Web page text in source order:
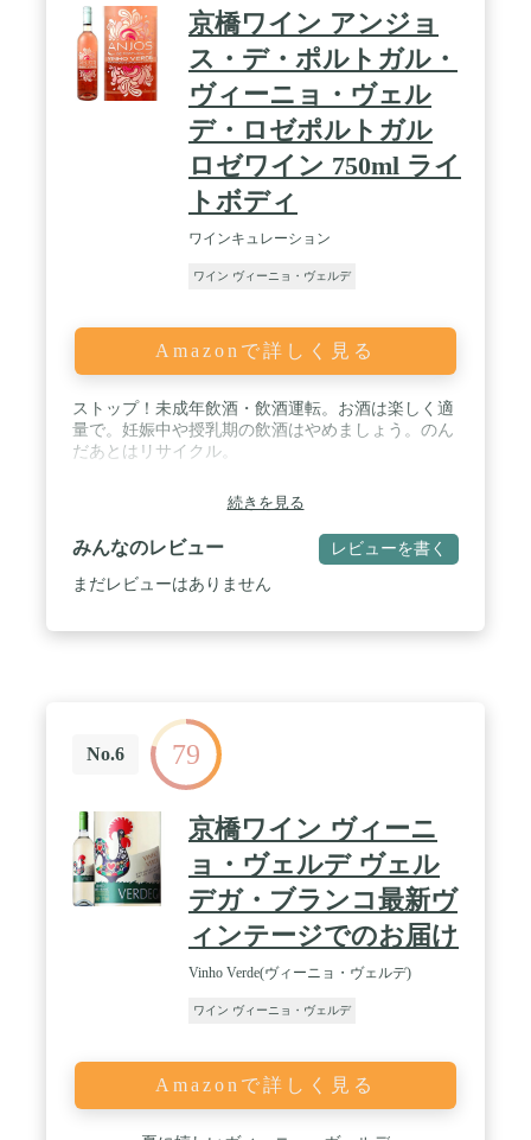
京橋ワイン アンジョ
ス・デ・ポルトガル・
ヴィーニョ・ヴェル
デ・ロゼポルトガル
ロゼワイン 750ml ライ
トボディ
ワインキュレーション
ワイン ヴィーニョ・ヴェルデ
Amazonで詳しく見る
ストップ！未成年飲酒・飲酒運転。お酒は楽しく適
量で。妊娠中や授乳期の飲酒はやめましょう。のん
だあとはリサイクル。
続きを見る
みんなのレビュー レビューを書く
まだレビューはありません
No.6 79
京橋ワイン ヴィーニ
ョ・ヴェルデ ヴェル
デガ・ブランコ最新ヴ
ィンテージでのお届け
Vinho Verde(ヴィーニョ・ヴェルデ)
ワイン ヴィーニョ・ヴェルデ
Amazonで詳しく見る